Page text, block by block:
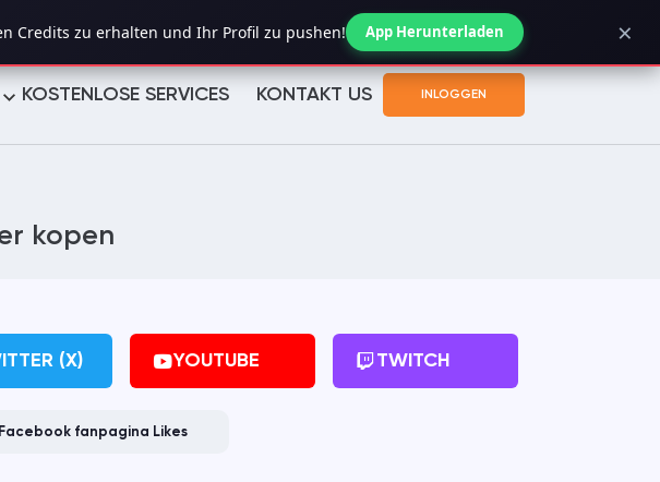
Credits zu erhalten und Ihr Profil zu pushen! App Herunterladen ×
Bestelstatus controleren
LINKEDIN
LIKEE
KOSTENLOSE SERVICES KONTAKT US INLOGGEN
kopen
(X) YOUTUBE TWITCH
Facebook fanpagina Likes